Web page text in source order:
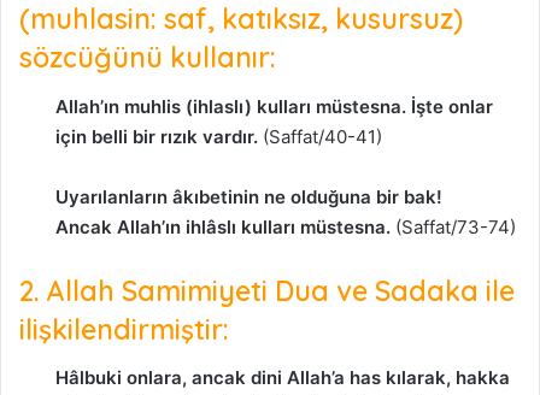
(muhlasin: saf, katıksız, kusursuz)
sözcüğünü kullanır:
Allah’ın muhlis (ihlaslı) kulları müstesna. İşte onlar
için belli bir rızık vardır. (Saffat/40-41)
Uyarılanların âkıbetinin ne olduğuna bir bak!
Ancak Allah’ın ihlâslı kulları müstesna. (Saffat/73-74)
2. Allah Samimiyeti Dua ve Sadaka ile
ilişkilendirmiştir:
Hâlbuki onlara, ancak dini Allah’a has kılarak, hakka